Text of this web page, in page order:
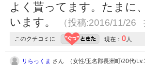
よく貰ってます。たまに
います。
（投稿:2016/11/26
このクチコミに 現在： 0人
リらっくま さん （女性/玉名郡長洲町/20代/